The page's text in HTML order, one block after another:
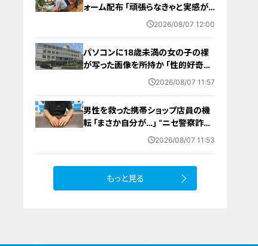
ォーム配布 ｢頑張らなきゃと実感が
湧いた｣ 名古屋･中区の愛知県体育
2026/08/07 12:00
パソコンに18歳未満の女の子の裸
が写った画像を所持か ｢性的好奇心
を満たす目的｣ 小学校講師の38歳
2026/08/07 11:57
男性を救った携帯ショップ店員の機
転 ｢まさか自分が…｣ “ニセ警察詐
欺”を間一髪で防ぐ 被害者が語る事
2026/08/07 11:53
もっと見る